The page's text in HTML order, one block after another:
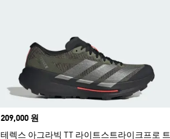
Price
209,000 원
테렉스 아그라빅 TT 라이트스트라이크프로 트